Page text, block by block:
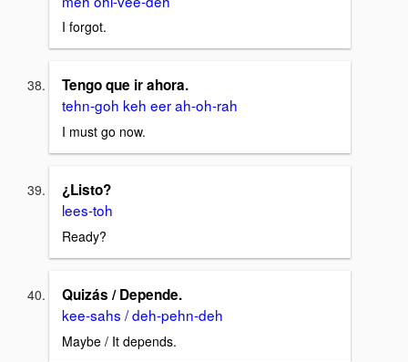
I forgot.
Tengo que ir ahora.
tehn-goh keh eer ah-oh-rah
I must go now.
¿Listo?
lees-toh
Ready?
Quizás / Depende.
kee-sahs / deh-pehn-deh
Maybe / It depends.